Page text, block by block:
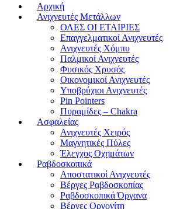
Αρχική
Ανιχνευτές Μετάλλων
ΟΛΕΣ ΟΙ ΕΤΑΙΡΙΕΣ
Επαγγελματικοί Ανιχνευτές
Ανιχνευτές Χόμπυ
Παλμικοί Ανιχνευτές
Φυσικός Χρυσός
Οικονομικοί Ανιχνευτές
Υποβρύχιοι Ανιχνευτές
Pin Pointers
Πυραμίδες – Chakra
Ασφαλείας
Ανιχνευτές Χειρός
Μαγνητικές Πύλες
Έλεγχος Οχημάτων
Ραβδοσκοπικά
Αποστατικοί Ανιχνευτές
Βέργες Ραβδοσκοπίας
Ραβδοσκοπικά Όργανα
Βέργες Οργονίτη